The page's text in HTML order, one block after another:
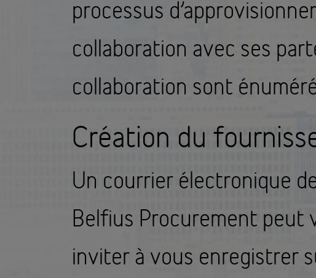
processus
collaboration avec ses
collaboration sont
Création du
Un courrier électronique
Belfius Procurement peut
inviter à vous enregistrer